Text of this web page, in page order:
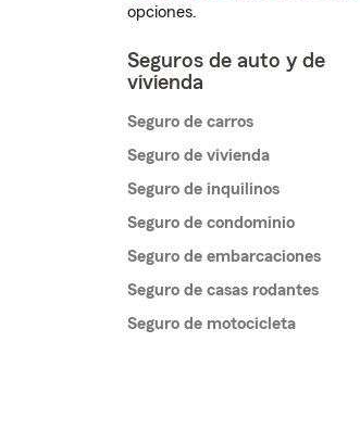
opciones.
Seguros de auto y de
vivienda
Seguro de carros
Seguro de vivienda
Seguro de inquilinos
Seguro de condominio
Seguro de embarcaciones
Seguro de casas rodantes
Seguro de motocicleta